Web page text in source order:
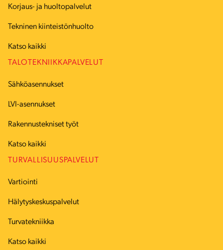
Korjaus- ja huoltopalvelut
Tekninen kiinteistönhuolto
Katso kaikki
TALOTEKNIIKKAPALVELUT
Sähköasennukset
LVI-asennukset
Rakennustekniset työt
Katso kaikki
TURVALLISUUSPALVELUT
Vartiointi
Hälytyskeskuspalvelut
Turvatekniikka
Katso kaikki